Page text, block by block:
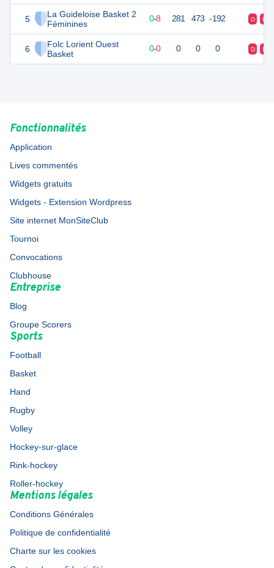
5
La Guideloise Basket 2
Féminines
6
Folc Lorient Ouest
Basket
8 8 0-8 281 473 -192 D D
0 0-0 0 0 0 D D
Fonctionnalités
Application
Lives commentés
Widgets gratuits
Widgets - Extension Wordpress
Site internet MonSiteClub
Tournoi
Convocations
Clubhouse
Entreprise
Blog
Groupe Scorers
Sports
Football
Basket
Hand
Rugby
Volley
Hockey-sur-glace
Rink-hockey
Roller-hockey
Mentions légales
Conditions Générales
Politique de confidentialité
Charte sur les cookies